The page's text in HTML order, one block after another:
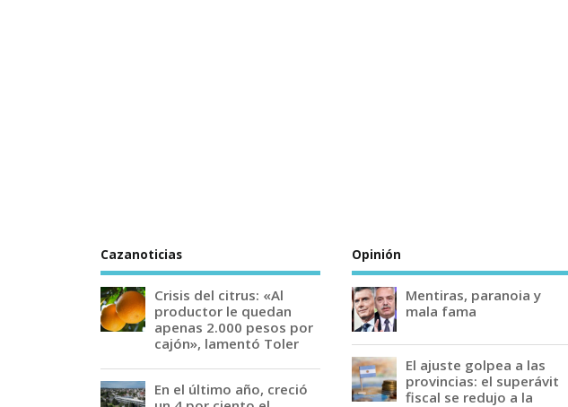
Cazanoticias
Crisis del citrus: «Al
productor le quedan
apenas 2.000 pesos por
cajón», lamentó Toler
En el último año, creció
Opinión
Mentiras, paranoia y
mala fama
El ajuste golpea a las
provincias: el superávit
fiscal se redujo a la